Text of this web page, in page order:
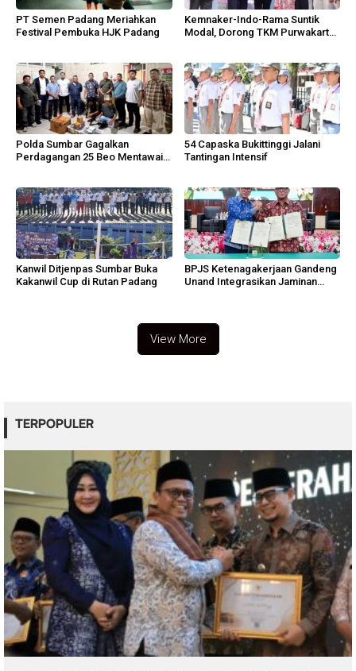
PT Semen Padang Meriahkan
Festival Pembuka HJK Padang
Kemnaker-Indo-Rama Suntik
Modal, Dorong TKM Purwakarta
Polda Sumbar Gagalkan
Perdagangan 25 Beo Mentawai
54 Capaska Bukittinggi Jalani
Tantingan Intensif
Kanwil Ditjenpas Sumbar Buka
Kakanwil Cup di Rutan Padang
BPJS Ketenagakerjaan Gandeng
Unand Integrasikan Jaminan
View More
TERPOPULER